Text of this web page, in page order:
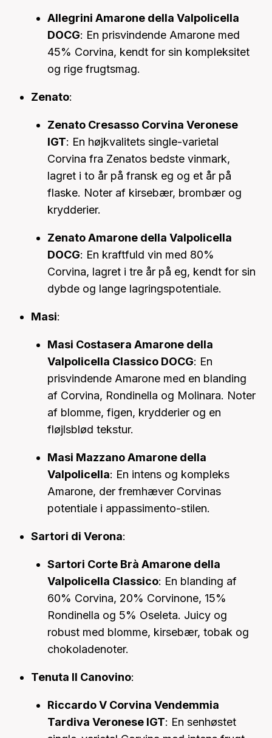
Allegrini Amarone della Valpolicella
DOCG: En prisvindende Amarone med
45% Corvina, kendt for sin kompleksitet
og rige frugtsmag.
Zenato:
Zenato Cresasso Corvina Veronese
IGT: En højkvalitets single-varietal
Corvina fra Zenatos bedste vinmark,
lagret i to år på fransk eg og et år på
flaske. Noter af kirsebær, brombær og
krydderier.
Zenato Amarone della Valpolicella
DOCG: En kraftfuld vin med 80%
Corvina, lagret i tre år på eg, kendt for sin
dybde og lange lagringspotentiale.
Masi:
Masi Costasera Amarone della
Valpolicella Classico DOCG: En
prisvindende Amarone med en blanding
af Corvina, Rondinella og Molinara. Noter
af blomme, figen, krydderier og en
fløjlsblød tekstur.
Masi Mazzano Amarone della
Valpolicella: En intens og kompleks
Amarone, der fremhæver Corvinas
potentiale i appassimento-stilen.
Sartori di Verona:
Sartori Corte Brà Amarone della
Valpolicella Classico: En blanding af
60% Corvina, 20% Corvinone, 15%
Rondinella og 5% Oseleta. Juicy og
robust med blomme, kirsebær, tobak og
chokoladenoter.
Tenuta Il Canovino:
Riccardo V Corvina Vendemmia
Tardiva Veronese IGT: En senhøstet